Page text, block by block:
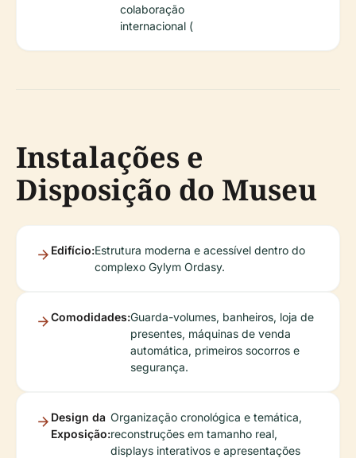
colaboração
internacional (
Instalações e
Disposição do Museu
Edifício:Estrutura moderna e acessível dentro do
complexo Gylym Ordasy.
Comodidades:Guarda-volumes, banheiros, loja de
presentes, máquinas de venda
automática, primeiros socorros e
segurança.
Design da
Exposição:
Organização cronológica e temática,
reconstruções em tamanho real,
displays interativos e apresentações